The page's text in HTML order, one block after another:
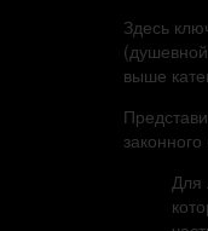
Здесь
выше
Для